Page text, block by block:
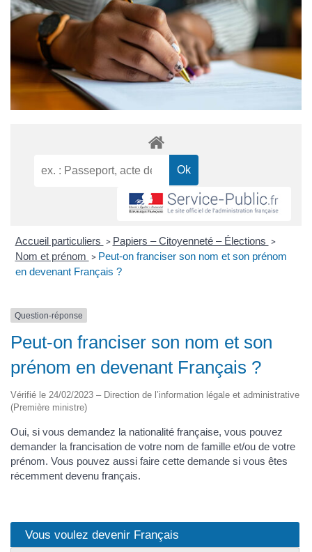
Accueil particuliers > Papiers – Citoyenneté – Élections >
Nom et prénom > Peut-on franciser son nom et son prénom
en devenant Français ?
Question-réponse
Peut-on franciser son nom et son
prénom en devenant Français ?
Vérifié le 24/02/2023 – Direction de l’information légale et administrative
(Première ministre)
Oui, si vous demandez la nationalité française, vous pouvez
demander la francisation de votre nom de famille et/ou de votre
prénom. Vous pouvez aussi faire cette demande si vous êtes
récemment devenu français.
Vous voulez devenir Français